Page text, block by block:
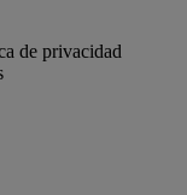
de privacidad